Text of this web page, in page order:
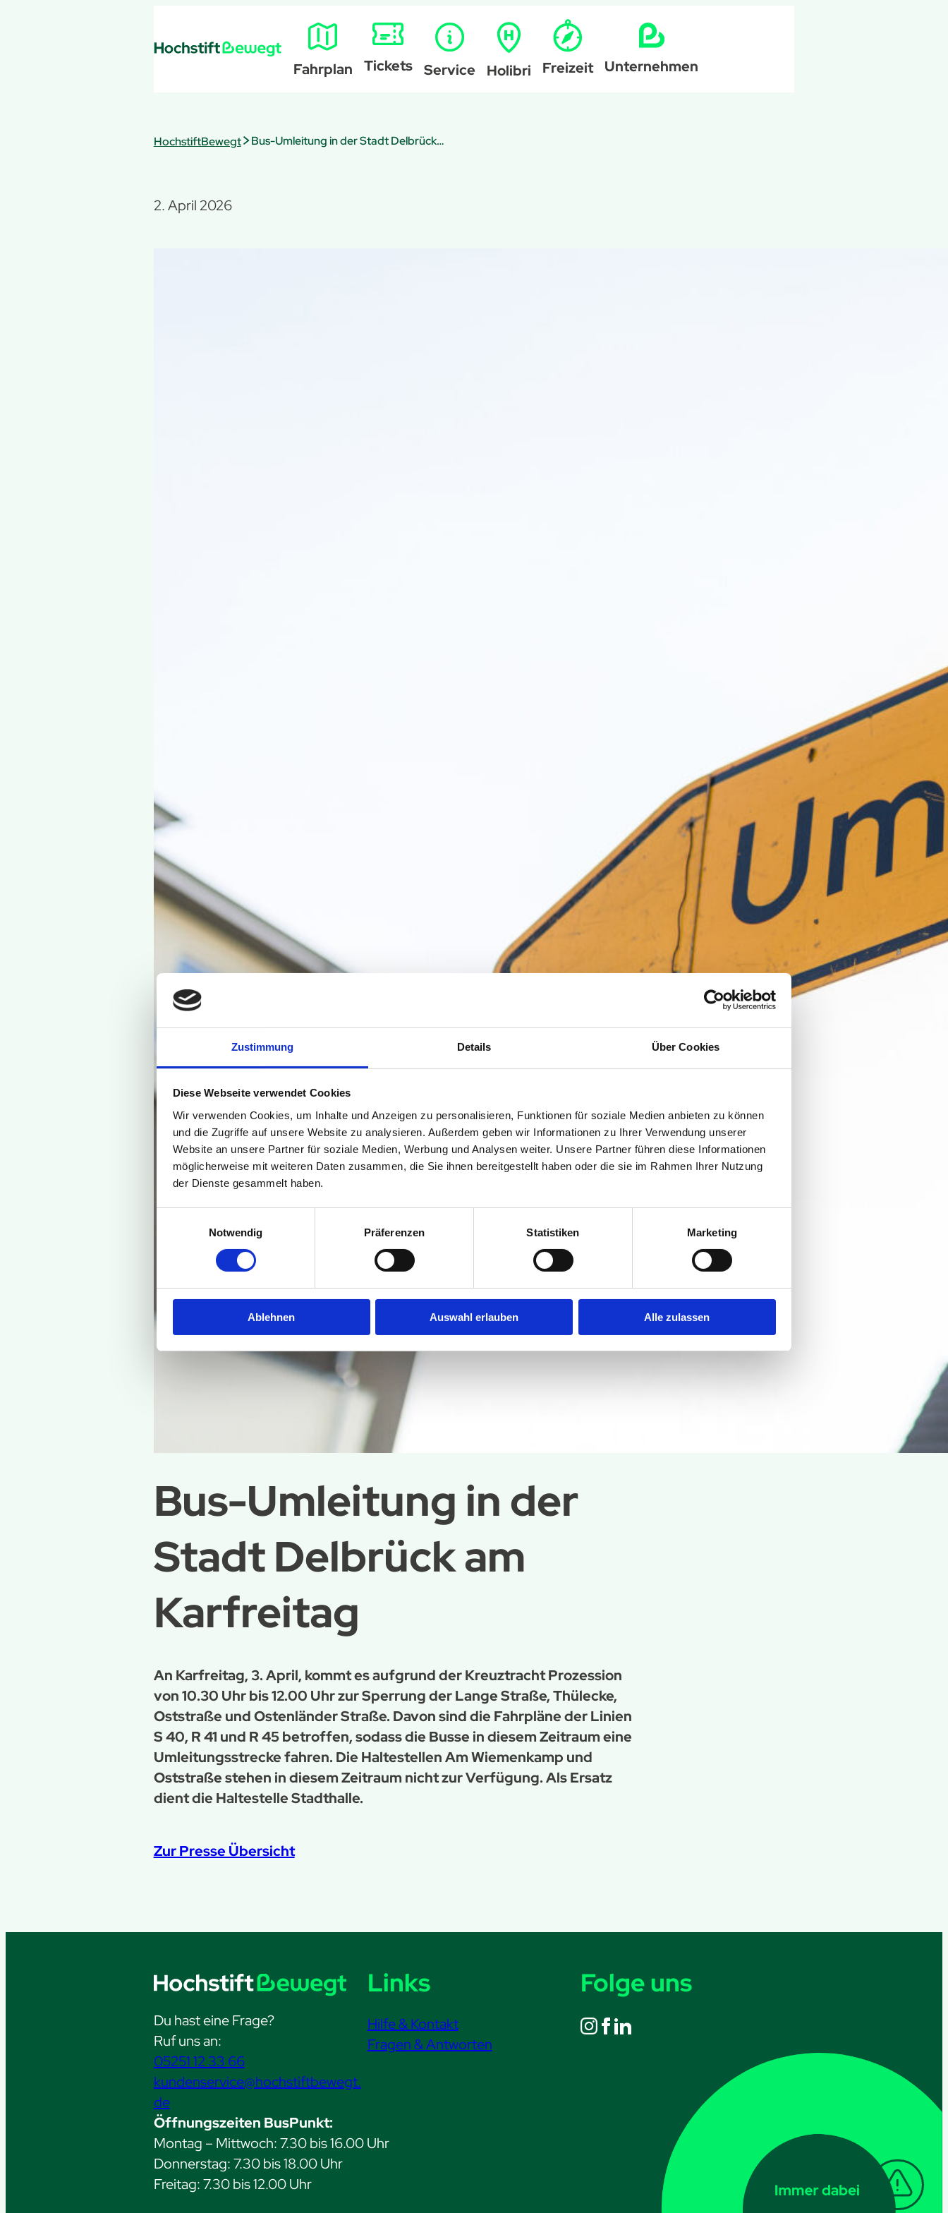
Zustimmung Details Über Cookies
Diese Webseite verwendet Cookies
Wir verwenden Cookies, um Inhalte und Anzeigen zu personalisieren, Funktionen für soziale Medien anbieten zu können
und die Zugriffe auf unsere Website zu analysieren. Außerdem geben wir Informationen zu Ihrer Verwendung unserer
Website an unsere Partner für soziale Medien, Werbung und Analysen weiter. Unsere Partner führen diese Informationen
möglicherweise mit weiteren Daten zusammen, die Sie ihnen bereitgestellt haben oder die sie im Rahmen Ihrer Nutzung
der Dienste gesammelt haben.
Notwendig
Präferenzen Statistiken Marketing
Ablehnen Auswahl erlauben Alle zulassen
Fahrplan Tickets Service Holibri Freizeit Unternehmen
HochstiftBewegt> Bus-Umleitung in der Stadt Delbrück am Karfreitag
2. April 2026
Bus-Umleitung in der
Stadt Delbrück am
Karfreitag
An Karfreitag, 3. April, kommt es aufgrund der Kreuztracht Prozession
von 10.30 Uhr bis 12.00 Uhr zur Sperrung der Lange Straße, Thülecke,
Oststraße und Ostenländer Straße. Davon sind die Fahrpläne der Linien
S 40, R 41 und R 45 betroffen, sodass die Busse in diesem Zeitraum eine
Umleitungsstrecke fahren. Die Haltestellen Am Wiemenkamp und
Oststraße stehen in diesem Zeitraum nicht zur Verfügung. Als Ersatz
dient die Haltestelle Stadthalle.
Zur Presse Übersicht
Du hast eine Frage?
Ruf uns an:
05251 12 33 66
kundenservice@hochstiftbewegt.
de
Links
Hilfe & Kontakt
Fragen & Antworten
Folge uns
Öffnungszeiten BusPunkt:
Montag – Mittwoch: 7.30 bis 16.00 Uhr
Donnerstag: 7.30 bis 18.00 Uhr
Freitag: 7.30 bis 12.00 Uhr